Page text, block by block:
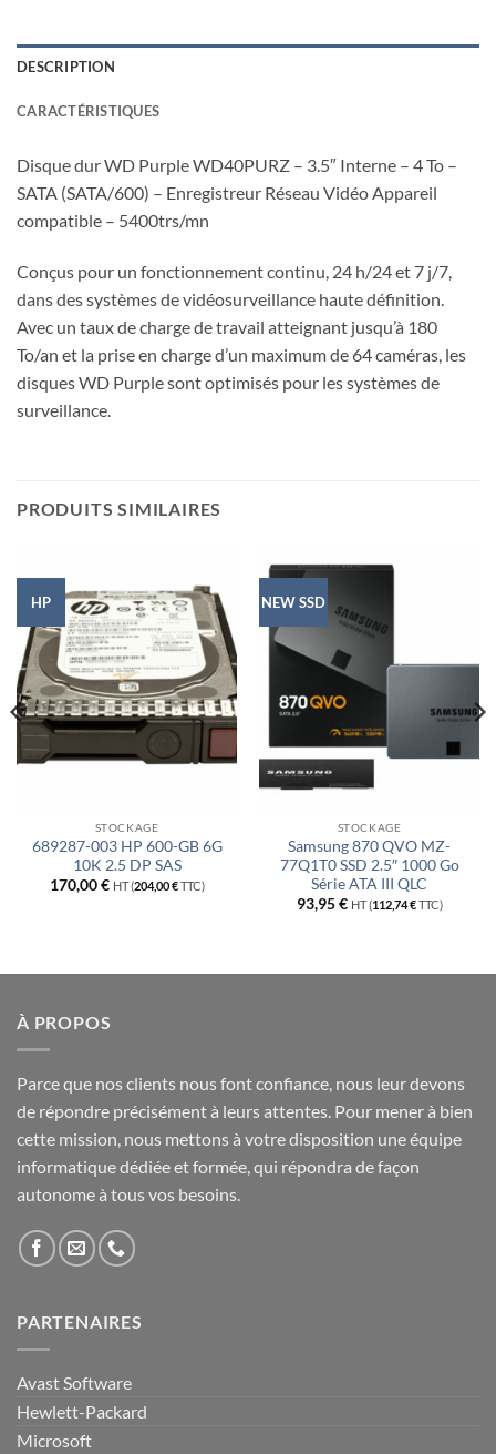
DESCRIPTION
CARACTÉRISTIQUES
Disque dur WD Purple WD40PURZ – 3.5″ Interne – 4 To –
SATA (SATA/600) – Enregistreur Réseau Vidéo Appareil
compatible – 5400trs/mn
Conçus pour un fonctionnement continu, 24 h/24 et 7 j/7,
dans des systèmes de vidéosurveillance haute définition.
Avec un taux de charge de travail atteignant jusqu’à 180
To/an et la prise en charge d’un maximum de 64 caméras, les
disques WD Purple sont optimisés pour les systèmes de
surveillance.
PRODUITS SIMILAIRES
HP
STOCKAGE
689287-003 HP 600-GB 6G
10K 2.5 DP SAS
170,00€ HT (204,00€TTC)
NEW SSD
STOCKAGE
Samsung 870 QVO MZ-
77Q1T0 SSD 2.5″ 1000 Go
Série ATA III QLC
93,95€ HT (112,74€TTC)
À PROPOS
Parce que nos clients nous font confiance, nous leur devons
de répondre précisément à leurs attentes. Pour mener à bien
cette mission, nous mettons à votre disposition une équipe
informatique dédiée et formée, qui répondra de façon
autonome à tous vos besoins.
PARTENAIRES
Avast Software
Hewlett-Packard
Microsoft